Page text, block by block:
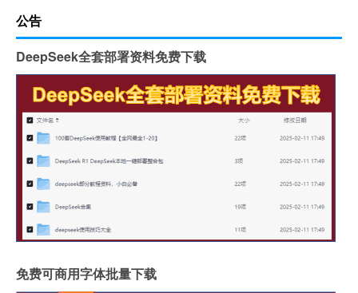
公告
DeepSeek全套部署资料免费下载
免费可商用字体批量下载